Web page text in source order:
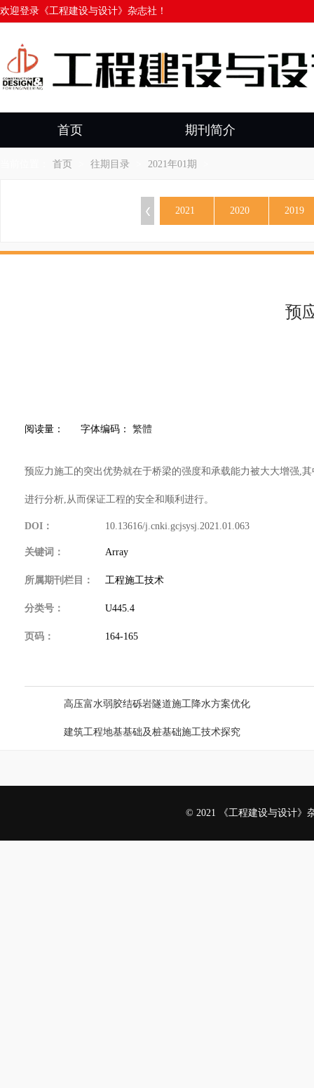
欢迎登录《工程建设与设计》杂志社！
首页 期刊简介
首页 往期目录 2021年01期
2021 2020 2019
预
阅读量： 字体编码： 繁體
预应力施工的突出优势就在于桥梁的强度和承载能力被大大增强,
进行分析,从而保证工程的安全和顺利进行。
DOI： 10.13616/j.cnki.gcjsysj.2021.01.063
关键词： Array
所属期刊栏目： 工程施工技术
分类号： U445.4
页码： 164-165
高压富水弱胶结砾岩隧道施工降水方案优化
建筑工程地基基础及桩基础施工技术探究
© 2021 《工程建设与设计